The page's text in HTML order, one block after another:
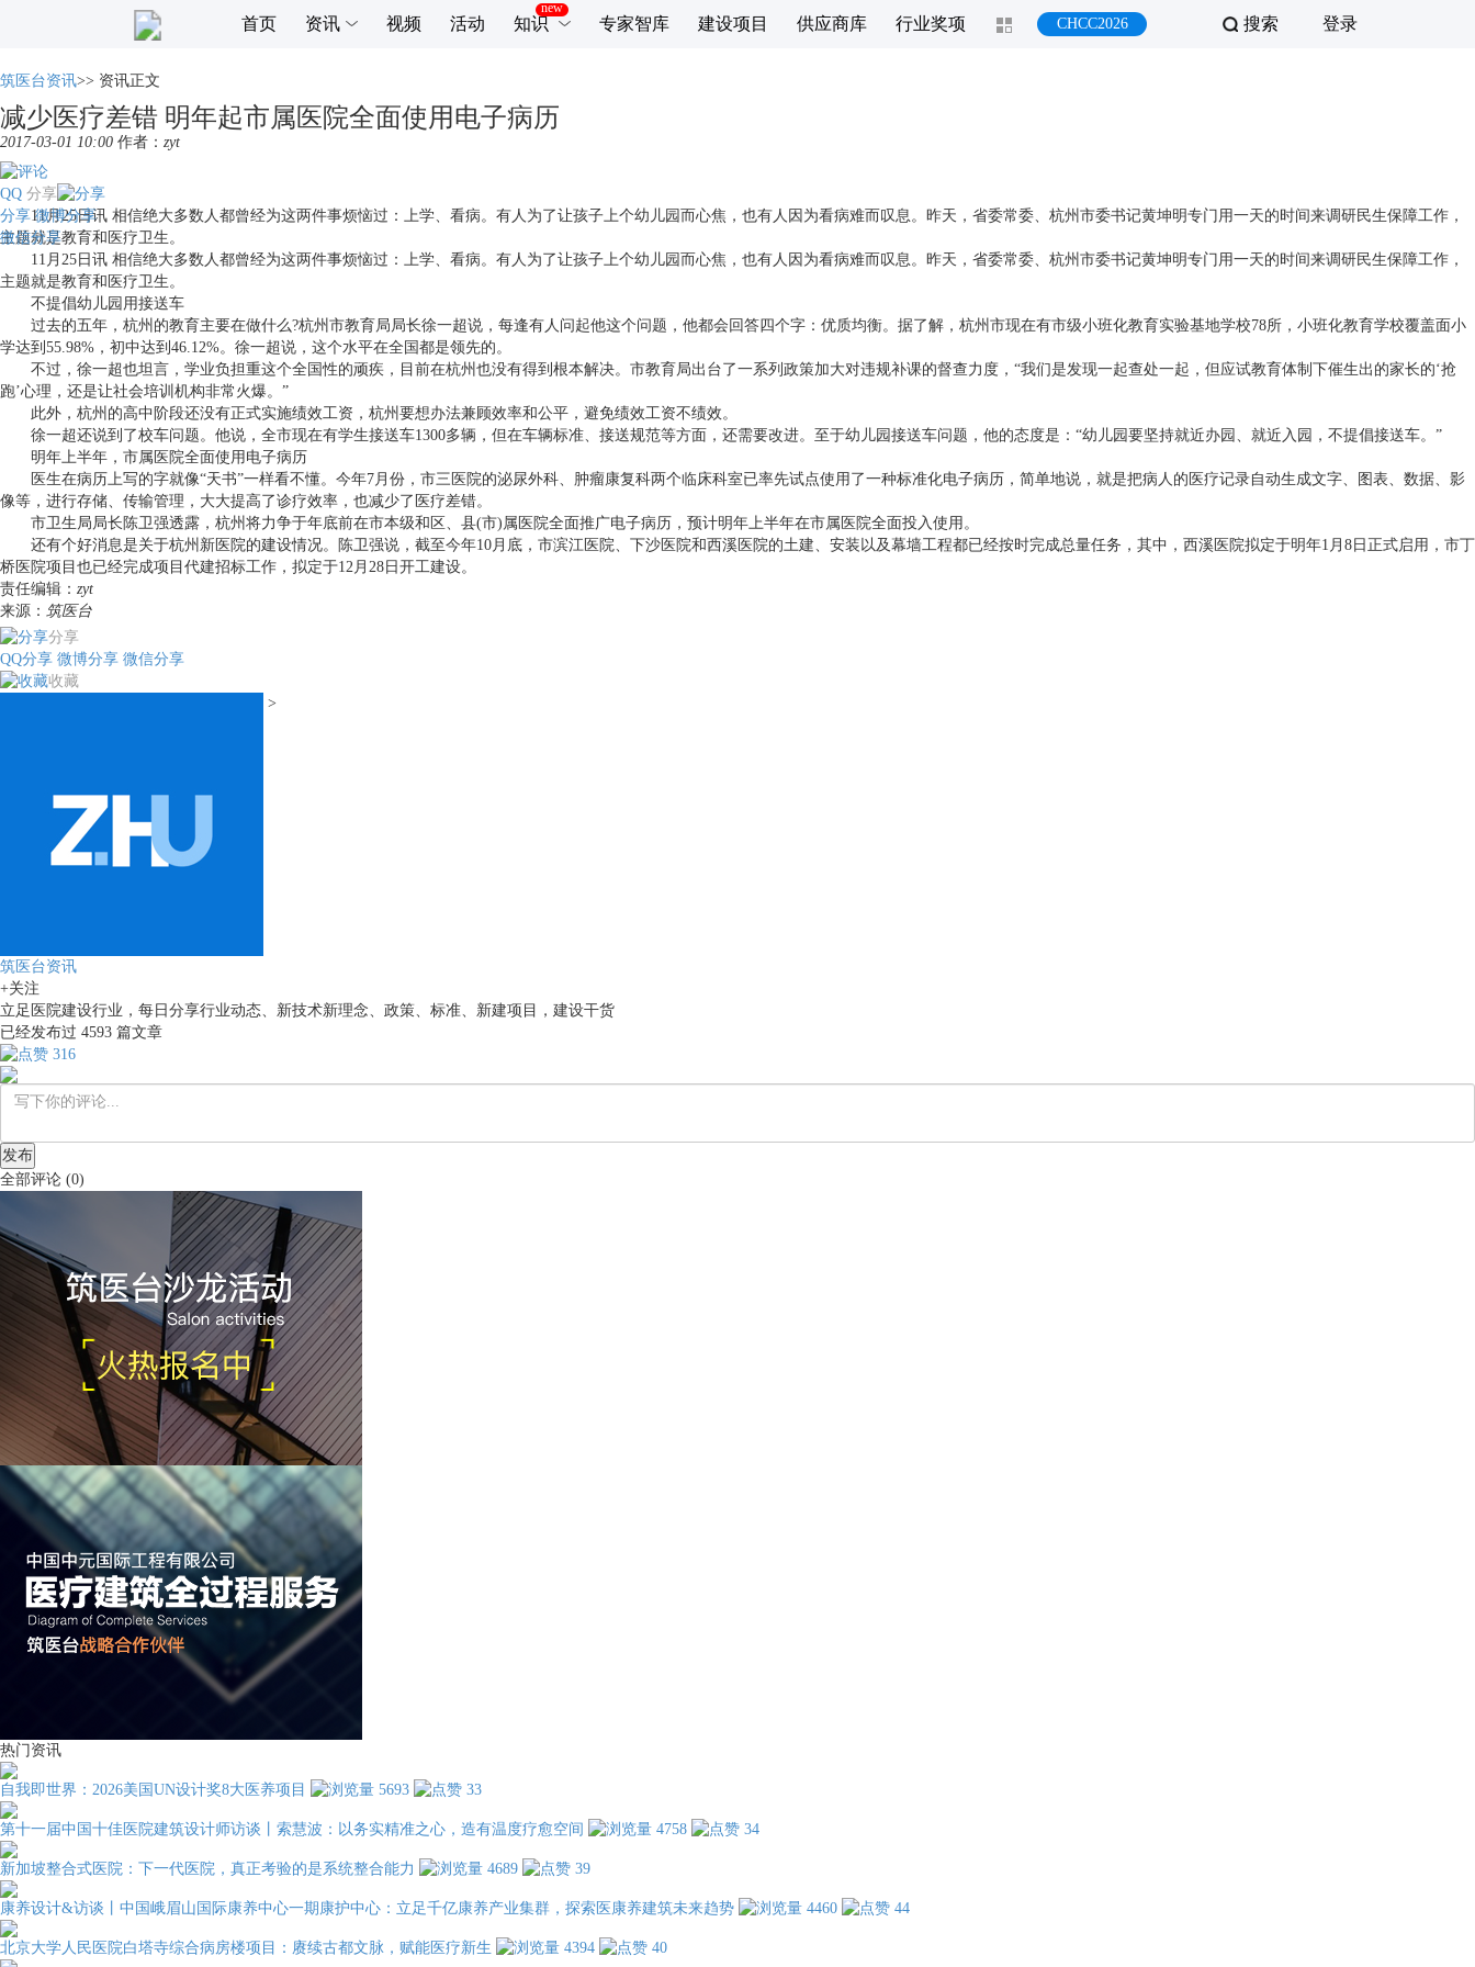
登录
搜索
首页 资讯 视频 活动 知识 专家智库 建设项目 供应商库 行业奖项 CHCC2026
筑医台资讯>> 资讯正文
减少医疗差错 明年起市属医院全面使用电子病历
2017-03-01 10:00 作者： zyt
分享
QQ
分享 微博分享
微信分享
11月25日讯 相信绝大多数人都曾经为这两件事烦恼过：上学、看病。有人为了让孩子上个幼儿园而心焦，也有人因为看病难而叹息。昨天，省委常委、杭州市委书记黄坤明专门用一天的时间来调研民生保障工作，
主题就是教育和医疗卫生。
11月25日讯 相信绝大多数人都曾经为这两件事烦恼过：上学、看病。有人为了让孩子上个幼儿园而心焦，也有人因为看病难而叹息。昨天，省委常委、杭州市委书记黄坤明专门用一天的时间来调研民生保障工作，
主题就是教育和医疗卫生。
不提倡幼儿园用接送车
过去的五年，杭州的教育主要在做什么?杭州市教育局局长徐一超说，每逢有人问起他这个问题，他都会回答四个字：优质均衡。据了解，杭州市现在有市级小班化教育实验基地学校78所，小班化教育学校覆盖面小
学达到55.98%，初中达到46.12%。徐一超说，这个水平在全国都是领先的。
不过，徐一超也坦言，学业负担重这个全国性的顽疾，目前在杭州也没有得到根本解决。市教育局出台了一系列政策加大对违规补课的督查力度，“我们是发现一起查处一起，但应试教育体制下催生出的家长的‘抢
跑’心理，还是让社会培训机构非常火爆。”
此外，杭州的高中阶段还没有正式实施绩效工资，杭州要想办法兼顾效率和公平，避免绩效工资不绩效。
徐一超还说到了校车问题。他说，全市现在有学生接送车1300多辆，但在车辆标准、接送规范等方面，还需要改进。至于幼儿园接送车问题，他的态度是：“幼儿园要坚持就近办园、就近入园，不提倡接送车。”
明年上半年，市属医院全面使用电子病历
医生在病历上写的字就像“天书”一样看不懂。今年7月份，市三医院的泌尿外科、肿瘤康复科两个临床科室已率先试点使用了一种标准化电子病历，简单地说，就是把病人的医疗记录自动生成文字、图表、数据、影
像等，进行存储、传输管理，大大提高了诊疗效率，也减少了医疗差错。
市卫生局局长陈卫强透露，杭州将力争于年底前在市本级和区、县(市)属医院全面推广电子病历，预计明年上半年在市属医院全面投入使用。
还有个好消息是关于杭州新医院的建设情况。陈卫强说，截至今年10月底，市滨江医院、下沙医院和西溪医院的土建、安装以及幕墙工程都已经按时完成总量任务，其中，西溪医院拟定于明年1月8日正式启用，市丁
桥医院项目也已经完成项目代建招标工作，拟定于12月28日开工建设。
责任编辑： zyt
来源： 筑医台
分享
QQ分享 微博分享 微信分享
收藏
>
筑医台资讯
+关注
立足医院建设行业，每日分享行业动态、新技术新理念、政策、标准、新建项目，建设干货
已经发布过 4593 篇文章
316
发布
全部评论 (0)
热门资讯
自我即世界：2026美国UN设计奖8大医养项目 5693 33
第十一届中国十佳医院建筑设计师访谈丨索慧波：以务实精准之心，造有温度疗愈空间 4758 34
新加坡整合式医院：下一代医院，真正考验的是系统整合能力 4689 39
康养设计&访谈丨中国峨眉山国际康养中心一期康护中心：立足千亿康养产业集群，探索医康养建筑未来趋势 4460 44
北京大学人民医院白塔寺综合病房楼项目：赓续古都文脉，赋能医疗新生 4394 40